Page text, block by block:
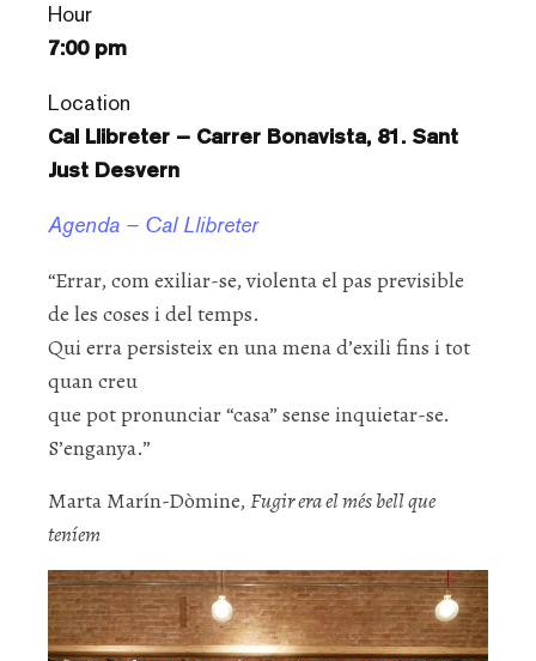
Hour
7:00 pm
Location
Cal Llibreter – Carrer Bonavista, 81. Sant
Just Desvern
Agenda – Cal Llibreter
“Errar, com exiliar-se, violenta el pas previsible
de les coses i del temps.
Qui erra persisteix en una mena d’exili fins i tot
quan creu
que pot pronunciar “casa” sense inquietar-se.
S’enganya.”
Marta Marín-Dòmine, Fugir era el més bell que
teníem